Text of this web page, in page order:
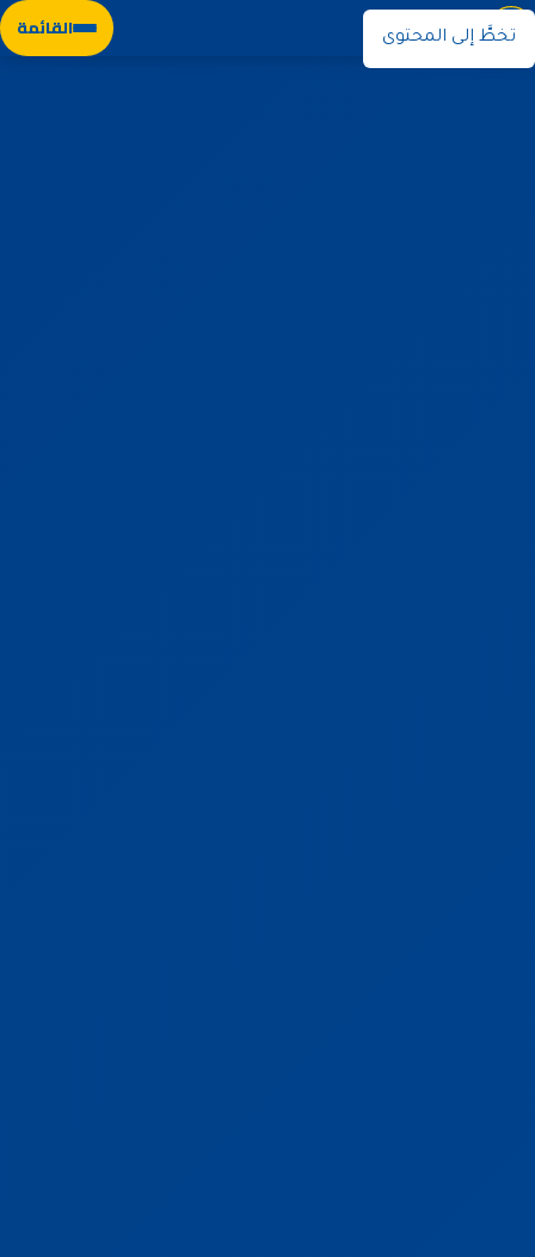
تخطَّ إلى المحتوى القائمة نوران